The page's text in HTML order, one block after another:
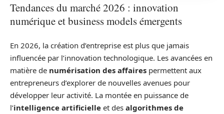
Tendances du marché 2026 : innovation
numérique et business models émergents
En 2026, la création d’entreprise est plus que jamais
influencée par l’innovation technologique. Les avancées en
matière de numérisation des affaires permettent aux
entrepreneurs d’explorer de nouvelles avenues pour
développer leur activité. La montée en puissance de
l’intelligence artificielle et des algorithmes de